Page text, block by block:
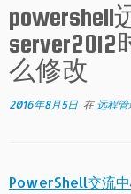
powershell
么修改
2016年8月5日 在 远程
PowerShell交流